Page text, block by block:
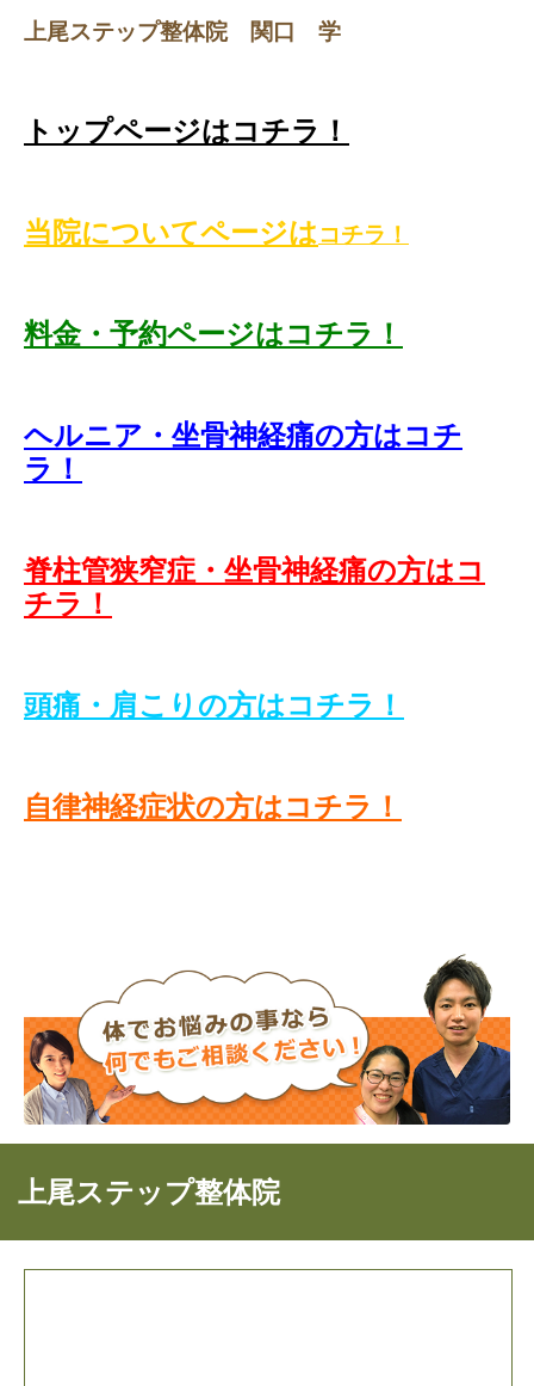
上尾ステップ整体院 関口 学
トップページはコチラ！
当院についてページはコチラ！
料金・予約ページはコチラ！
ヘルニア・坐骨神経痛の方はコチ
ラ！
脊柱管狭窄症・坐骨神経痛の方はコ
チラ！
頭痛・肩こりの方はコチラ！
自律神経症状の方はコチラ！
上尾ステップ整体院